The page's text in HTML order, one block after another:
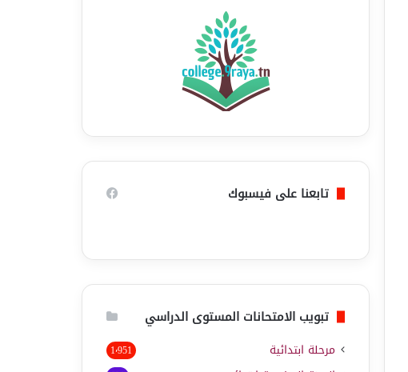
تابعنا على فيسبوك
تبويب الامتحانات المستوى الدراسي
مرحلة ابتدائية 1٬951